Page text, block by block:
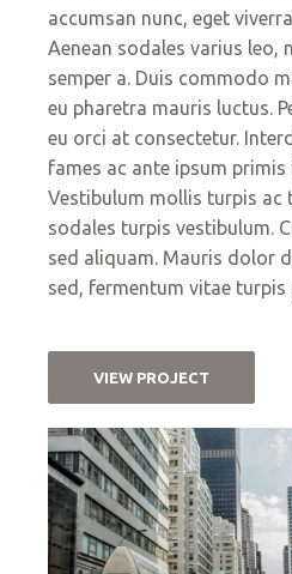
accumsan nunc, eget
Aenean sodales varius leo,
semper a. Duis commodo
eu pharetra mauris luctus.
eu orci at consectetur.
fames ac ante ipsum primis
Vestibulum mollis turpis ac
sodales turpis vestibulum.
sed aliquam. Mauris dolor
sed, fermentum vitae turpis
VIEW PROJECT